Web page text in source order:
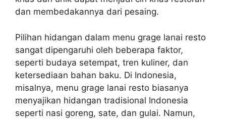
dan membedakannya dari pesaing.
Pilihan hidangan dalam menu grage lanai resto
sangat dipengaruhi oleh beberapa faktor,
seperti budaya setempat, tren kuliner, dan
ketersediaan bahan baku. Di Indonesia,
misalnya, menu grage lanai resto biasanya
menyajikan hidangan tradisional Indonesia
seperti nasi goreng, sate, dan gulai. Namun,